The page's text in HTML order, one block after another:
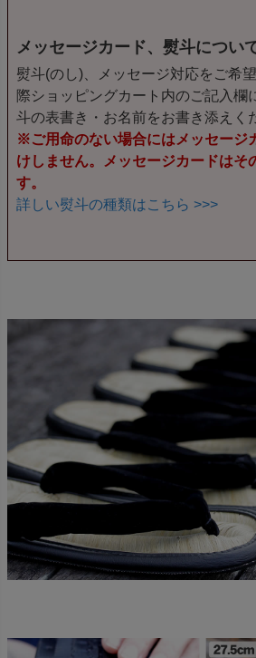
メッセージカード、熨斗につい
熨斗(のし)、メッセージ対応をご希
際ショッピングカート内のご記入欄
斗の表書き・お名前をお書き添えく
※ご用命のない場合にはメッセージ
けしません。メッセージカードはそ
す。
詳しい熨斗の種類はこちら >>>